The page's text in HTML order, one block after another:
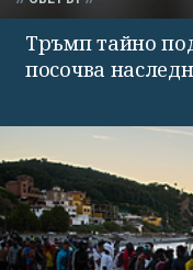
Тръмп тайно
посочва